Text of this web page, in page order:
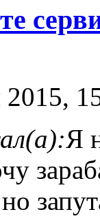
2015,
Я